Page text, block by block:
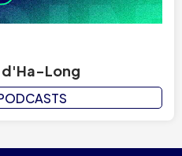
d'Ha-Long